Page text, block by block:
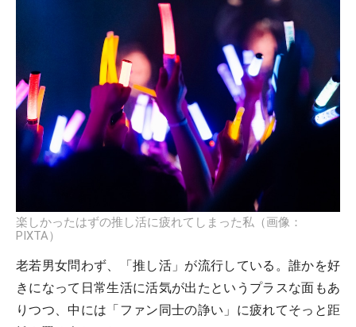
楽しかったはずの推し活に疲れてしまった私（画像：
PIXTA）
老若男女問わず、「推し活」が流行している。誰かを好
きになって日常生活に活気が出たというプラスな面もあ
りつつ、中には「ファン同士の諍い」に疲れてそっと距